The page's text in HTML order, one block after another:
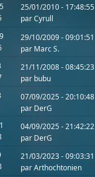
25/01/2010 - 17:48:55
parCyrull
29/10/2009 - 09:01:51
par Marc S.
21/11/2008 - 08:45:23
par bubu
07/09/2025 - 20:10:48
par DerG
04/09/2025 - 21:42:22
par DerG
21/03/2023 - 09:03:31
parArthochtonien